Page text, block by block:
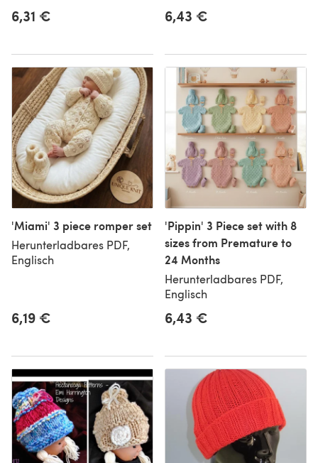
6,31 € 6,43 €
'Miami' 3 piece romper set
Herunterladbares PDF,
Englisch
6,19 €
'Pippin' 3 Piece set with 8
sizes from Premature to
24 Months
Herunterladbares PDF,
Englisch
6,43 €